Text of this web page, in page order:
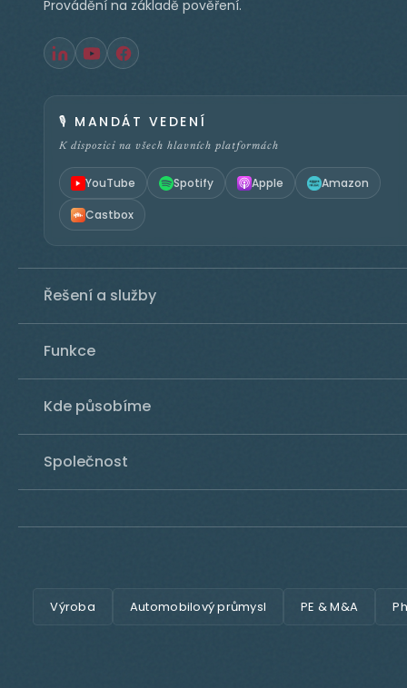
Provádění na základě pověření.
🎙️ MANDÁT VEDENÍ
K dispozici na všech hlavních platformách
YouTube Spotify Apple Amazon
Castbox
Řešení a služby
Funkce
Kde působíme
Společnost
Výroba Automobilový průmysl PE & M&A